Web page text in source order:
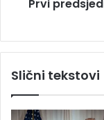
o
k
Prvi
Slični tekstovi